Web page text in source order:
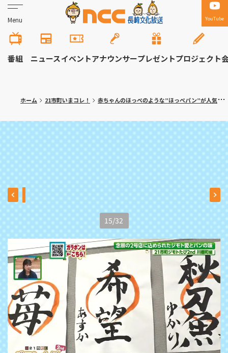
Menu YouTube
番組 ニュースイベントアナウンサープレゼントプロジェクト
ホーム 21市町いまコレ！ 赤ちゃんのほっぺのような”ほっぺパン”が人気！川棚町「cafe de PANCLUB（カフェ・ド・パンクラブ）」
15/32